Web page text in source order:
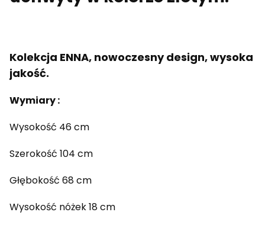
Kolekcja ENNA, nowoczesny design, wysoka
jakość.
Wymiary :
Wysokość 46 cm
Szerokość 104 cm
Głębokość 68 cm
Wysokość nóżek 18 cm